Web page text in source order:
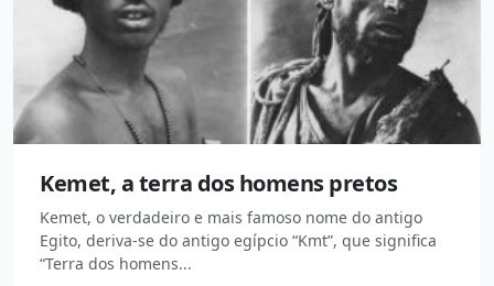
Kemet, a terra dos homens pretos
Kemet, o verdadeiro e mais famoso nome do antigo
Egito, deriva-se do antigo egípcio “Kmt”, que significa
“Terra dos homens...